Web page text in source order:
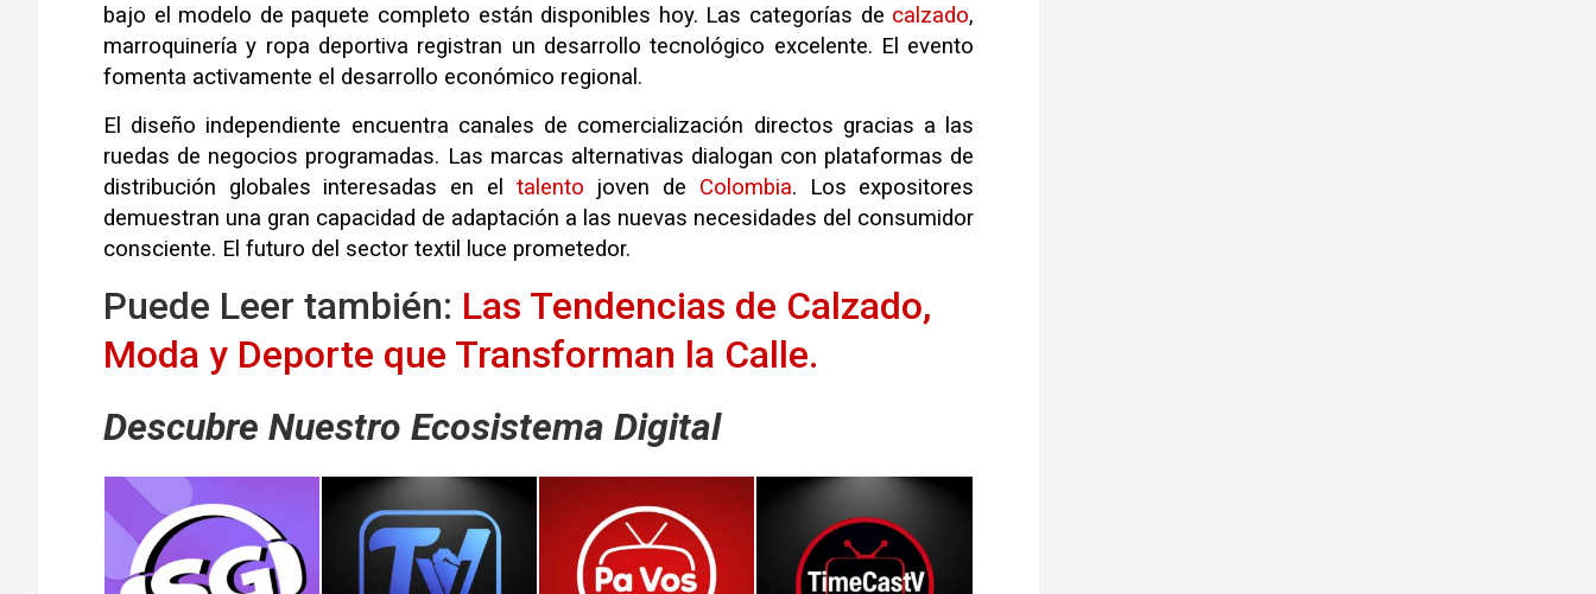
bajo el modelo de paquete completo están disponibles hoy. Las categorías de calzado,
marroquinería y ropa deportiva registran un desarrollo tecnológico excelente. El evento
fomenta activamente el desarrollo económico regional.
El diseño independiente encuentra canales de comercialización directos gracias a las
ruedas de negocios programadas. Las marcas alternativas dialogan con plataformas de
distribución globales interesadas en el talento joven de Colombia. Los expositores
demuestran una gran capacidad de adaptación a las nuevas necesidades del consumidor
consciente. El futuro del sector textil luce prometedor.
Puede Leer también: Las Tendencias de Calzado,
Moda y Deporte que Transforman la Calle.
Descubre Nuestro Ecosistema Digital